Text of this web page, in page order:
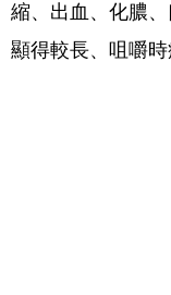
縮、出血、化膿
顯得較長、咀嚼時